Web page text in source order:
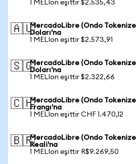
1 MELIon eşittir $2.535,43
🇦🇺MercadoLibre (Ondo
Doları'na
1 MELIon eşittir $2.573,91
🇸🇬MercadoLibre (Ondo
Doları'na
1 MELIon eşittir $2.322,66
🇨🇭MercadoLibre (Ondo
Frangı'na
1 MELIon eşittir CHF 1.470,12
🇧🇷MercadoLibre (Ondo
Reali'na
1 MELIon eşittir R$9.269,50